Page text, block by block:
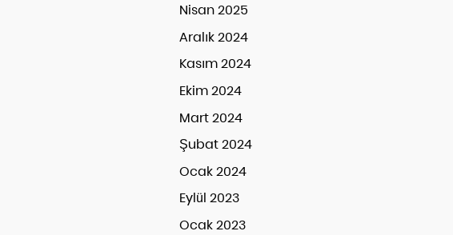
Nisan 2025
Aralık 2024
Kasım 2024
Ekim 2024
Mart 2024
Şubat 2024
Ocak 2024
Eylül 2023
Ocak 2023